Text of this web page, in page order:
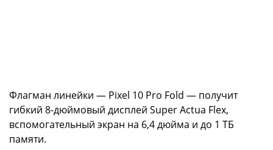
Флагман линейки — Pixel 10 Pro Fold — получит
гибкий 8-дюймовый дисплей Super Actua Flex,
вспомогательный экран на 6,4 дюйма и до 1 ТБ
памяти.